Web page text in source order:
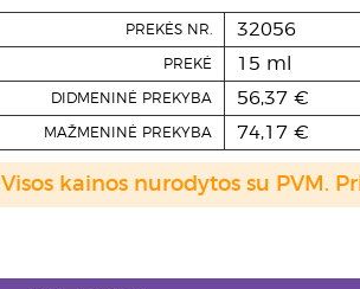
PREKĖS NR. 32056
PREKĖ 15 ml
DIDMENINĖ PREKYBA 56,37 €
MAŽMENINĖ PREKYBA 74,17 €
Visos kainos nurodytos su PVM.